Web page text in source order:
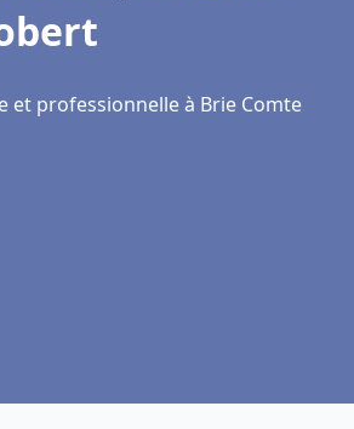
et professionnelle à Brie Comte